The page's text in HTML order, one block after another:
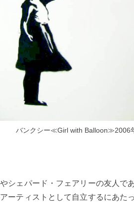
バンクシー≪Girl with Balloon≫2006
シェパード・フェアリーの友人で
ーティストとして自立するにあた